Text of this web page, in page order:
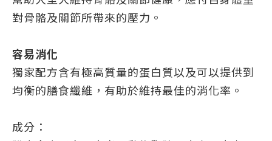
對骨骼及關節所帶來的壓力。
容易消化
獨家配方含有極高質量的蛋白質以及可以提供到
均衡的膳食纖維，有助於維持最佳的消化率。
成分：